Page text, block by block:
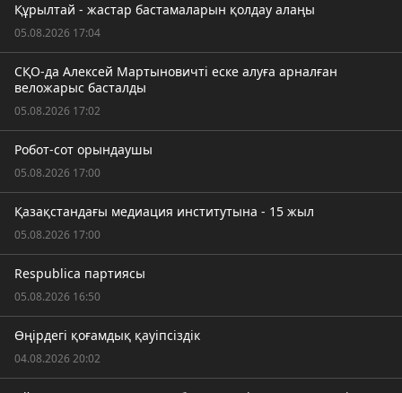
Құрылтай - жастар бастамаларын қолдау алаңы
05.08.2026 17:04
СҚО-да Алексей Мартыновичті еске алуға арналған
веложарыс басталды
05.08.2026 17:02
Робот-сот орындаушы
05.08.2026 17:00
Қазақстандағы медиация институтына - 15 жыл
05.08.2026 17:00
Respublica партиясы
05.08.2026 16:50
Өңірдегі қоғамдық қауіпсіздік
04.08.2026 20:02